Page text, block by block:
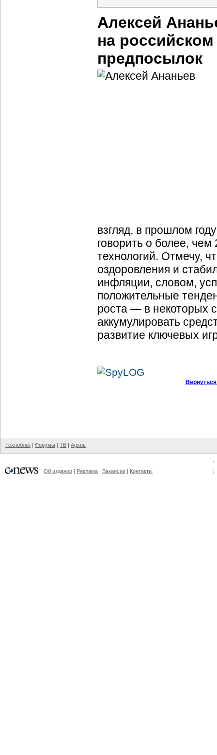
Алексей
на
предпосылок
взгляд, в прошлом
говорить о более,
технологий. Отмечу,
оздоровления и
инфляции, словом,
положительные
роста — в некоторых
аккумулировать
развитие ключевых
Техноблог | Форумы | ТВ | Архив
Об издании | Реклама | Вакансии | Контакты